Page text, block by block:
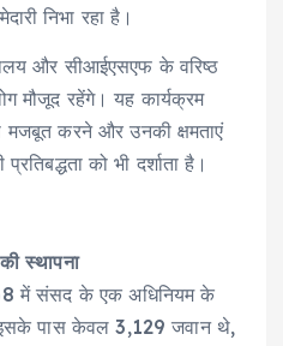
निभा रहा है।
और सीआईएसएफ के वरिष्ठ
मौजूद रहेंगे। यह कार्यक्रम
मजबूत करने और उनकी क्षमताएं
को भी दर्शाता है।
स्थापना
में संसद के एक अधिनियम के
पास केवल 3,129 जवान थे,